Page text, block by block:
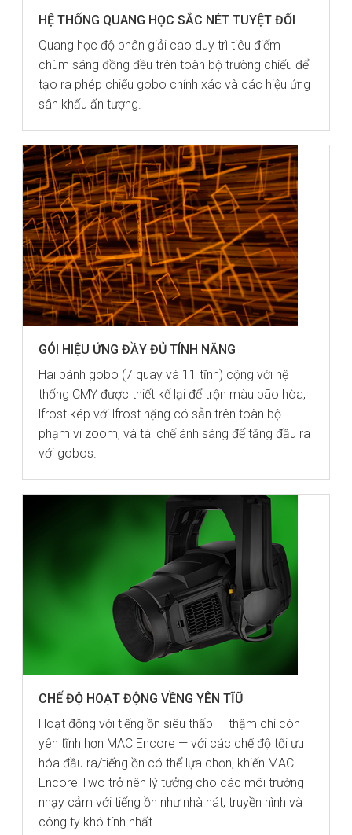
HỆ THỐNG QUANG HỌC SẮC NÉT TUYỆT ĐỐI
Quang học độ phân giải cao duy trì tiêu điểm
chùm sáng đồng đều trên toàn bộ trường chiếu để
tạo ra phép chiếu gobo chính xác và các hiệu ứng
sân khấu ấn tượng.
GÓI HIỆU ỨNG ĐẦY ĐỦ TÍNH NĂNG
Hai bánh gobo (7 quay và 11 tĩnh) cộng với hệ
thống CMY được thiết kế lại để trộn màu bão hòa,
lfrost kép với lfrost nặng có sẵn trên toàn bộ
phạm vi zoom, và tái chế ánh sáng để tăng đầu ra
với gobos.
CHẾ ĐỘ HOẠT ĐỘNG VỀNG YÊN TĨŨ
Hoạt động với tiếng ồn siêu thấp — thậm chí còn
yên tĩnh hơn MAC Encore — với các chế độ tối ưu
hóa đầu ra/tiếng ồn có thể lựa chọn, khiến MAC
Encore Two trở nên lý tưởng cho các môi trường
nhạy cảm với tiếng ồn như nhà hát, truyền hình và
công ty khó tính nhất